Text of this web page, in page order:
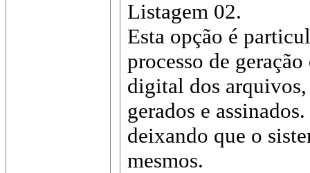
Listagem 02.
Esta opção é
processo de
digital dos arquivos,
gerados e
deixando que o
mesmos.